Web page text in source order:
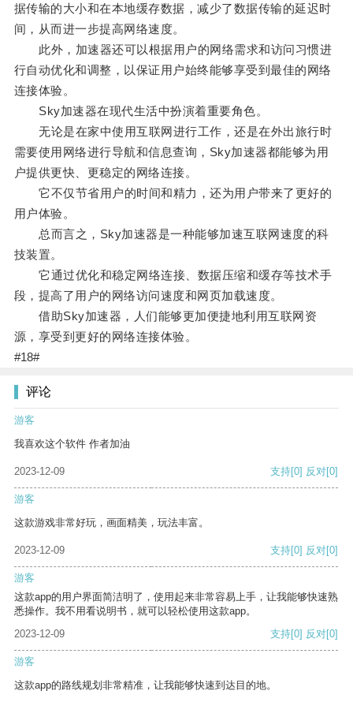
据传输的大小和在本地缓存数据，减少了数据传输的延迟时
间，从而进一步提高网络速度。
此外，加速器还可以根据用户的网络需求和访问习惯进
行自动优化和调整，以保证用户始终能够享受到最佳的网络
连接体验。
Sky加速器在现代生活中扮演着重要角色。
无论是在家中使用互联网进行工作，还是在外出旅行时
需要使用网络进行导航和信息查询，Sky加速器都能够为用
户提供更快、更稳定的网络连接。
它不仅节省用户的时间和精力，还为用户带来了更好的
用户体验。
总而言之，Sky加速器是一种能够加速互联网速度的科
技装置。
它通过优化和稳定网络连接、数据压缩和缓存等技术手
段，提高了用户的网络访问速度和网页加载速度。
借助Sky加速器，人们能够更加便捷地利用互联网资
源，享受到更好的网络连接体验。
#18#
评论
游客
我喜欢这个软件 作者加油
2023-12-09 支持[0] 反对[0]
游客
这款游戏非常好玩，画面精美，玩法丰富。
2023-12-09 支持[0] 反对[0]
游客
这款app的用户界面简洁明了，使用起来非常容易上手，让我能够快速熟
悉操作。我不用看说明书，就可以轻松使用这款app。
2023-12-09
支持[0] 反对[0]
游客
这款app的路线规划非常精准，让我能够快速到达目的地。